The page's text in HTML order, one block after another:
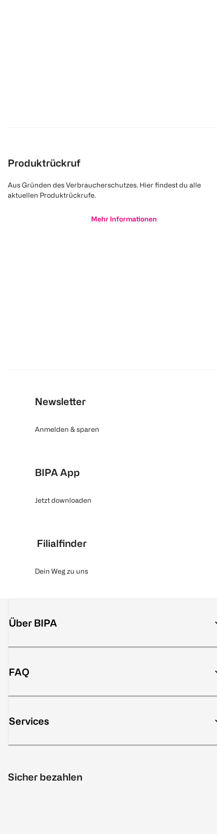
Produktrückruf
Aus Gründen des Verbraucherschutzes. Hier findest du alle
aktuellen Produktrückrufe.
Mehr Informationen
Newsletter
Anmelden & sparen
BIPA App
Jetzt downloaden
Filialfinder
Dein Weg zu uns
Über BIPA
FAQ
Services
Sicher bezahlen